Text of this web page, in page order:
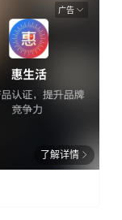
广告
了解详情